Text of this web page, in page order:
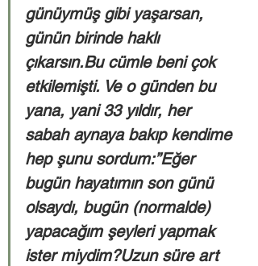
günüymüş gibi yaşarsan,
günün birinde haklı
çıkarsın.Bu cümle beni çok
etkilemişti. Ve o günden bu
yana, yani 33 yıldır, her
sabah aynaya bakıp kendime
hep şunu sordum:”Eğer
bugün hayatımın son günü
olsaydı, bugün (normalde)
yapacağım şeyleri yapmak
ister miydim?Uzun süre art